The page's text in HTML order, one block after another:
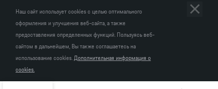
Наш сайт использует cookies с целью оптимального
оформления и улучшения веб-сайта, а также
предоставления определенных функций. Пользуясь веб-
сайтом в дальнейшем, Вы также соглашаетесь на
использование cookies.Дополнительная информация о
cookies.